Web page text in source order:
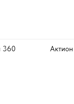
360